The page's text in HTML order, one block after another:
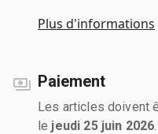
Plus d'informations
Paiement
Les articles doivent
le jeudi 25 juin 2026